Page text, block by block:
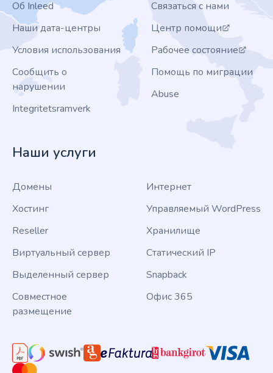
Об Inleed
Наши дата-центры
Условия использования
Сообщить о
нарушении
Integritetsramverk
Связаться с нами
Центр помощи
Рабочее состояние
Помощь по миграции
Abuse
Наши услуги
Домены
Хостинг
Reseller
Виртуальный сервер
Выделенный сервер
Совместное
размещение
Интернет
Управляемый WordPress
Хранилище
Статический IP
Snapback
Офис 365